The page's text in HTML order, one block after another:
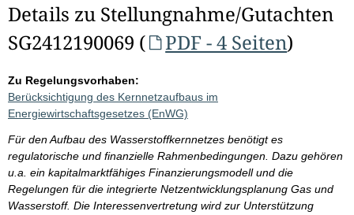
Details zu Stellungnahme/Gutachten
SG2412190069 (
PDF - 4 Seiten)
Zu Regelungsvorhaben:
Berücksichtigung des Kernnetzaufbaus im
Energiewirtschaftsgesetzes (EnWG)
Für den Aufbau des Wasserstoffkernnetzes benötigt es
regulatorische und finanzielle Rahmenbedingungen. Dazu gehören
u.a. ein kapitalmarktfähiges Finanzierungsmodell und die
Regelungen für die integrierte Netzentwicklungsplanung Gas und
Wasserstoff. Die Interessenvertretung wird zur Unterstützung